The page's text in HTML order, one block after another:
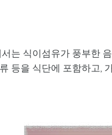
는 식이섬유가 풍부한
등을 식단에 포함하고,